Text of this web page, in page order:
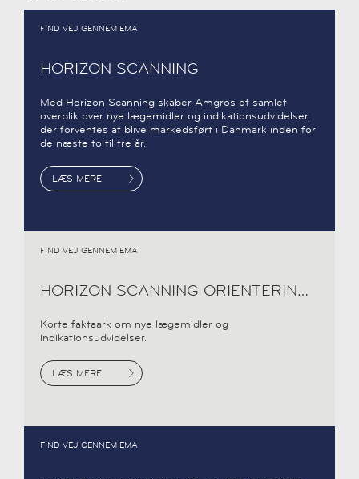
FIND VEJ GENNEM EMA
HORIZON SCANNING
Med Horizon Scanning skaber Amgros et samlet
overblik over nye lægemidler og indikationsudvidelser,
der forventes at blive markedsført i Danmark inden for
de næste to til tre år.
LÆS MERE
FIND VEJ GENNEM EMA
HORIZON SCANNING ORIENTERINGER
Korte faktaark om nye lægemidler og
indikationsudvidelser.
LÆS MERE
FIND VEJ GENNEM EMA